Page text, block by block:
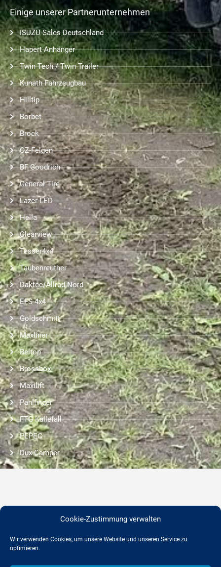
Cookie-Zustimmung verwalten
Wir verwenden Cookies, um unsere Website und unseren Service zu
optimieren.
Einige unserer Partnerunternehmen
ISUZU Sales Deutschland
Hapert Anhänger
Twin Tech / Twin Trailer
Kunath Fahrzeugbau
Hilltip
Borbet
Brock
OZ-Felgen
BF Goodrich
General Tire
Lazer-LED
Hella
Clearview
Tesser4x4
Taubenreuther
Daktec/Allrad Nord
EFS 4x4
Goldschmitt
Maxliner
Beltop
Brossbox
Maxilift
Pahlfinger
FTG Källefall
PEPEC
Dux-Camper